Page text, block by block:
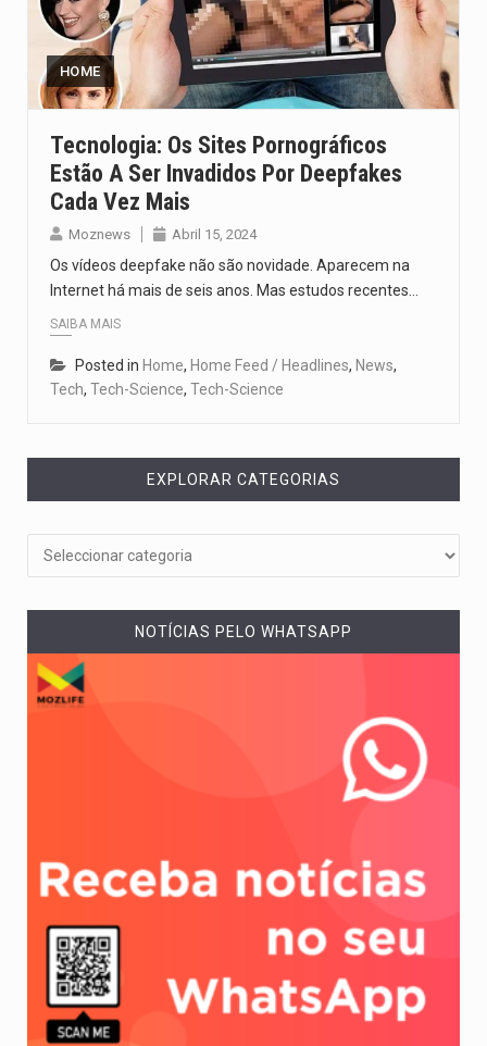
Um dos casos mais graves envolveu a residência de Sam…
Legislação, renomeada em homenagem ao falecido senador Lindsey Graham, foi…
HOME
Tecnologia: Os Sites Pornográficos
Estão A Ser Invadidos Por Deepfakes
Cada Vez Mais
Moznews Abril 15, 2024
Os vídeos deepfake não são novidade. Aparecem na
Internet há mais de seis anos. Mas estudos recentes…
SAIBA MAIS
Posted in Home, Home Feed / Headlines, News,
Tech, Tech-Science, Tech-Science
EXPLORAR CATEGORIAS
NOTÍCIAS PELO WHATSAPP